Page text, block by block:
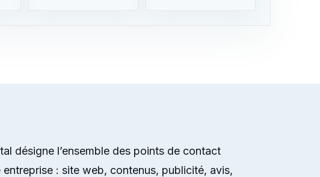
désigne l’ensemble des points de contact
entreprise : site web, contenus, publicité, avis,